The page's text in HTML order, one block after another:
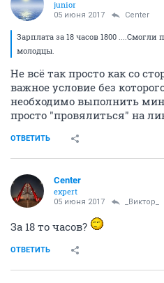
juniоr
05 июня 2017 Center
Зарплата за 18 часов 1800 ....Смогли
молодцы.
Не всё так просто как со
важное условие без
необходимо выполнить
просто "провялиться" на
ОТВЕТИТЬ
Center
expert
05 июня 2017 _Виктор_
За 18 то часов?
ОТВЕТИТЬ